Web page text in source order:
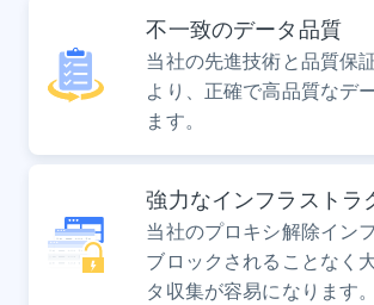
不一致のデータ品質
当社の先進技術と品質保
より、正確で高品質なデ
ます。
強力なインフラストラ
当社のプロキシ解除イン
ブロックされることなく
タ収集が容易になります。